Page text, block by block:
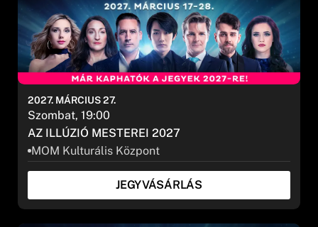
AZ ILLÚZIÓ MESTEREI 2027
MOM Kulturális Központ
2027. MÁRCIUS 27.
Szombat, 19:00
JEGYVÁSÁRLÁS